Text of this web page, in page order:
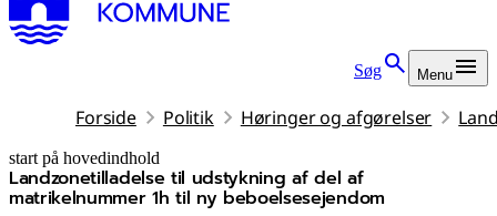
Søg Menu
Forside Politik Høringer og afgørelser
start på hovedindhold
Landzonetilladelse til udstykning af del af
matrikelnummer 1h til ny beboelsesejendom
senest opdateret 3. december 2025